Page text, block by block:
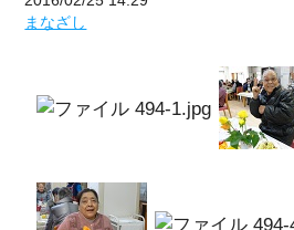
まなざし